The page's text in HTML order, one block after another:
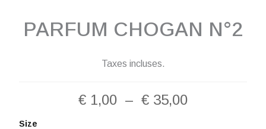
PARFUM CHOGAN N°2
Taxes incluses.
€ 1,00 – € 35,00Plage
Size
quantité